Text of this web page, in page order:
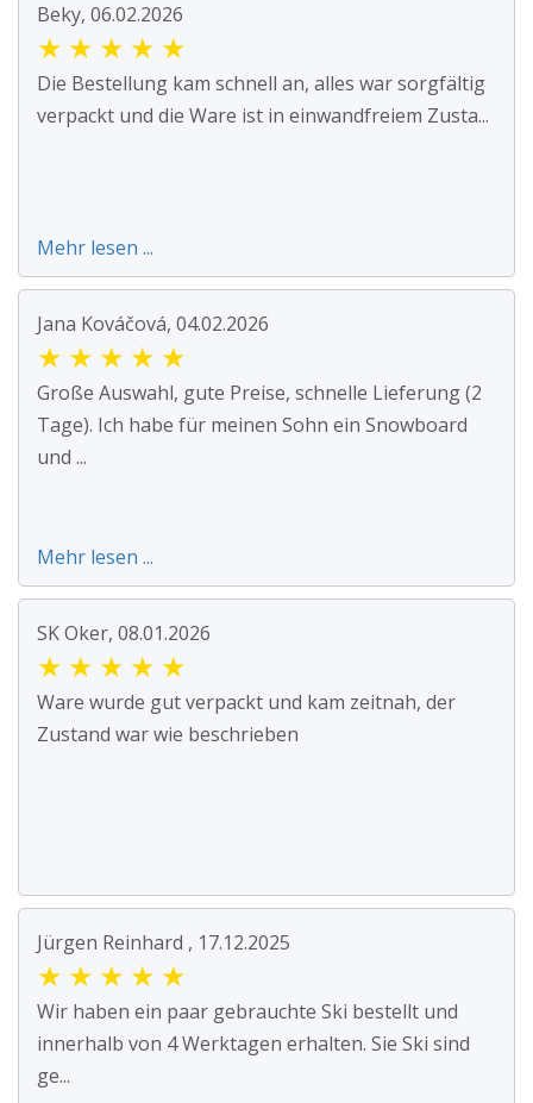
Beky, 06.02.2026
★ ★ ★ ★ ★
Die Bestellung kam schnell an, alles war sorgfältig
verpackt und die Ware ist in einwandfreiem Zusta...
Mehr lesen ...
Jana Kováčová, 04.02.2026
★ ★ ★ ★ ★
Große Auswahl, gute Preise, schnelle Lieferung (2
Tage). Ich habe für meinen Sohn ein Snowboard
und ...
Mehr lesen ...
SK Oker, 08.01.2026
★ ★ ★ ★ ★
Ware wurde gut verpackt und kam zeitnah, der
Zustand war wie beschrieben
Jürgen Reinhard , 17.12.2025
★ ★ ★ ★ ★
Wir haben ein paar gebrauchte Ski bestellt und
innerhalb von 4 Werktagen erhalten. Sie Ski sind
ge...